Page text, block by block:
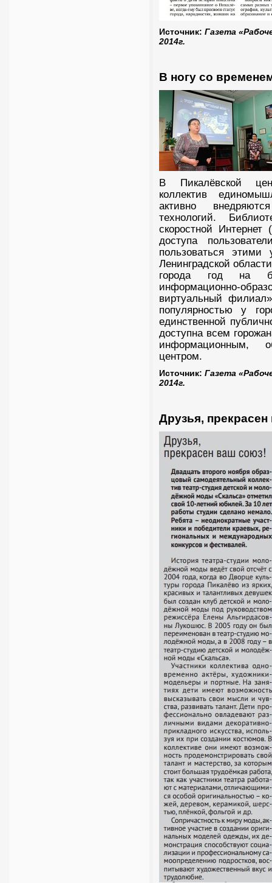
Источник: Газета
2014г.
В ногу со
В Пикалёвской
коллектив
активно
технологий.
скоростной
доступа
пользоваться этими
Ленинградской
города год на
информационно-
виртуальный
популярностью у
единственной
доступна всем
информационным,
центром.
Источник: Газета
2014г.
Друзья,